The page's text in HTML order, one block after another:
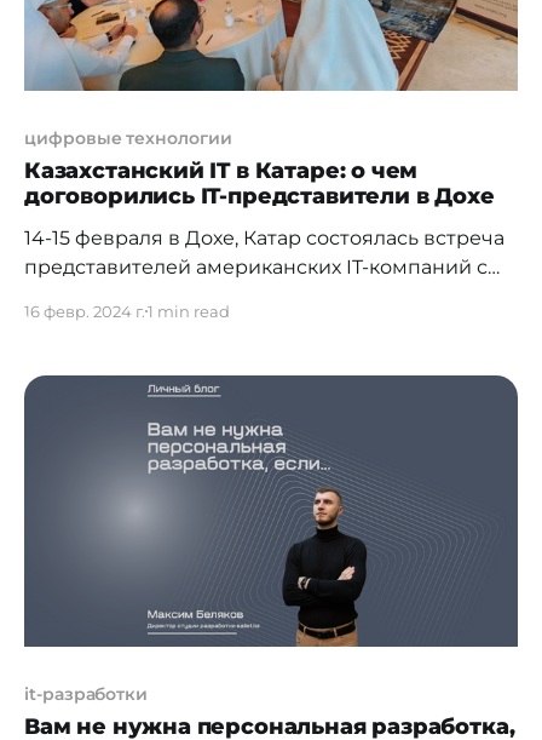
цифровые технологии
Казахстанский IT в Катаре: о чем
договорились IT-представители в Дохе
14-15 февраля в Дохе, Катар состоялась встреча
представителей американских IT-компаний с
Восточной Европе. Казахстан на двухдневной
по странам Среднего Востока). Главной целью
правительства Катара и местного бизнеса
дальнейших шагов по интеграции IT-
16 февр. 2024 г.1 min read
it-разработки
Вам не нужна персональная разработка,